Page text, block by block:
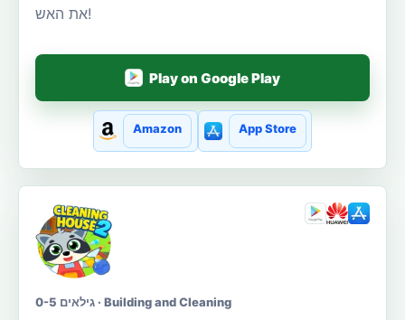
את האש!
Play on Google Play
Amazon App Store
גילאים 0-5 · Building and Cleaning